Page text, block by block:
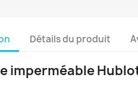
Détails du produit
imperméable